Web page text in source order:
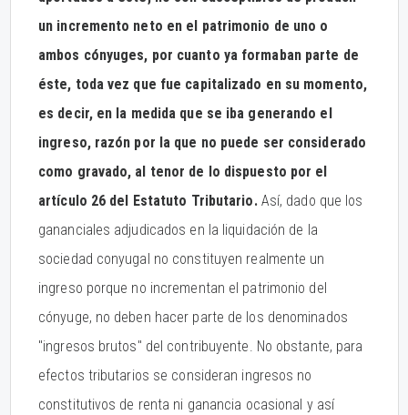
un incremento neto en el patrimonio de uno o
ambos cónyuges, por cuanto ya formaban parte de
éste, toda vez que fue capitalizado en su momento,
es decir, en la medida que se iba generando el
ingreso, razón por la que no puede ser considerado
como gravado, al tenor de lo dispuesto por el
artículo 26 del Estatuto Tributario. Así, dado que los
gananciales adjudicados en la liquidación de la
sociedad conyugal no constituyen realmente un
ingreso porque no incrementan el patrimonio del
cónyuge, no deben hacer parte de los denominados
"ingresos brutos" del contribuyente. No obstante, para
efectos tributarios se consideran ingresos no
constitutivos de renta ni ganancia ocasional y así